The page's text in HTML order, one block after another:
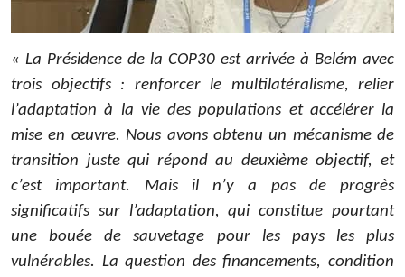
« La Présidence de la COP30 est arrivée à Belém avec
trois objectifs : renforcer le multilatéralisme, relier
l’adaptation à la vie des populations et accélérer la
mise en œuvre. Nous avons obtenu un mécanisme de
transition juste qui répond au deuxième objectif, et
c’est important. Mais il n’y a pas de progrès
significatifs sur l’adaptation, qui constitue pourtant
une bouée de sauvetage pour les pays les plus
vulnérables. La question des financements, condition